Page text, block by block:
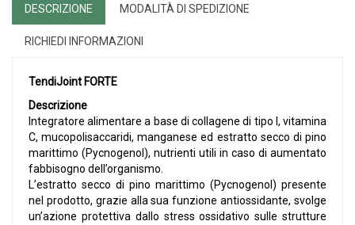
DESCRIZIONE MODALITÀ DI SPEDIZIONE
RICHIEDI INFORMAZIONI
TendiJoint FORTE
Descrizione
Integratore alimentare a base di collagene di tipo I, vitamina
C, mucopolisaccaridi, manganese ed estratto secco di pino
marittimo (Pycnogenol), nutrienti utili in caso di aumentato
fabbisogno dell’organismo.
L’estratto secco di pino marittimo (Pycnogenol) presente
nel prodotto, grazie alla sua funzione antiossidante, svolge
un’azione protettiva dallo stress ossidativo sulle strutture